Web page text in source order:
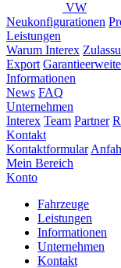
VW
Neukonfigurationen
Leistungen
Warum Interex
Export
Informationen
News FAQ
Unternehmen
Interex Team Partner
Kontakt
Kontaktformular
Mein Bereich
Konto
Fahrzeuge
Leistungen
Informationen
Unternehmen
Kontakt